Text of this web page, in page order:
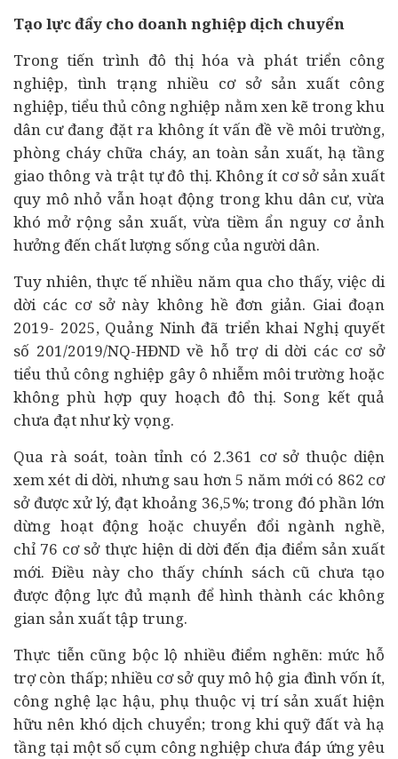
Tạo lực đẩy cho doanh nghiệp dịch chuyển
Trong tiến trình đô thị hóa và phát triển công
nghiệp, tình trạng nhiều cơ sở sản xuất công
nghiệp, tiểu thủ công nghiệp nằm xen kẽ trong khu
dân cư đang đặt ra không ít vấn đề về môi trường,
phòng cháy chữa cháy, an toàn sản xuất, hạ tầng
giao thông và trật tự đô thị. Không ít cơ sở sản xuất
quy mô nhỏ vẫn hoạt động trong khu dân cư, vừa
khó mở rộng sản xuất, vừa tiềm ẩn nguy cơ ảnh
hưởng đến chất lượng sống của người dân.
Tuy nhiên, thực tế nhiều năm qua cho thấy, việc di
dời các cơ sở này không hề đơn giản. Giai đoạn
2019- 2025, Quảng Ninh đã triển khai Nghị quyết
số 201/2019/NQ-HĐND về hỗ trợ di dời các cơ sở
tiểu thủ công nghiệp gây ô nhiễm môi trường hoặc
không phù hợp quy hoạch đô thị. Song kết quả
chưa đạt như kỳ vọng.
Qua rà soát, toàn tỉnh có 2.361 cơ sở thuộc diện
xem xét di dời, nhưng sau hơn 5 năm mới có 862 cơ
sở được xử lý, đạt khoảng 36,5%; trong đó phần lớn
dừng hoạt động hoặc chuyển đổi ngành nghề,
chỉ 76 cơ sở thực hiện di dời đến địa điểm sản xuất
mới. Điều này cho thấy chính sách cũ chưa tạo
được động lực đủ mạnh để hình thành các không
gian sản xuất tập trung.
Thực tiễn cũng bộc lộ nhiều điểm nghẽn: mức hỗ
trợ còn thấp; nhiều cơ sở quy mô hộ gia đình vốn ít,
công nghệ lạc hậu, phụ thuộc vị trí sản xuất hiện
hữu nên khó dịch chuyển; trong khi quỹ đất và hạ
tầng tại một số cụm công nghiệp chưa đáp ứng yêu